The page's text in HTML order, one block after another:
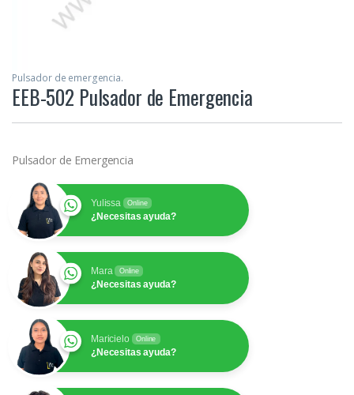
Pulsador de emergencia.
EEB-502 Pulsador de Emergencia
Pulsador de Emergencia
Yulissa Online
¿Necesitas ayuda?
Mara Online
¿Necesitas ayuda?
Maricielo Online
¿Necesitas ayuda?